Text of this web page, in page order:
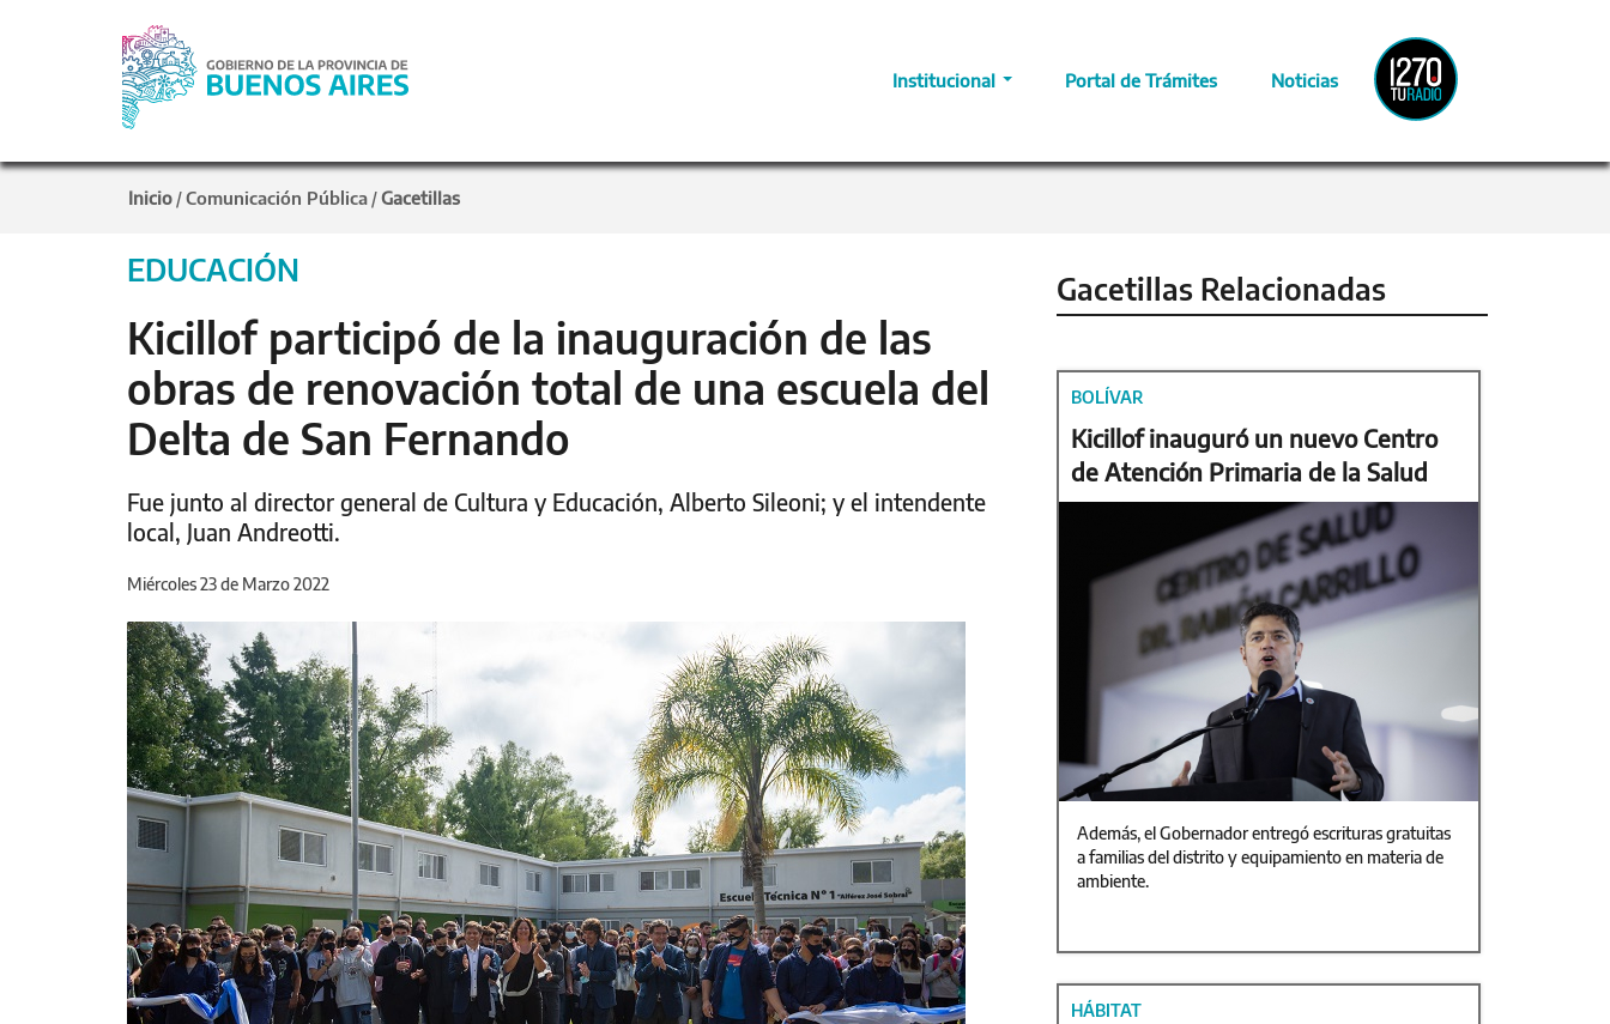
Institucional Portal de Trámites Noticias
Radio
Provincia
Inicio /Comunicación Pública /Gacetillas
EDUCACIÓN
Kicillof participó de la inauguración de las
obras de renovación total de una escuela del
Delta de San Fernando
Fue junto al director general de Cultura y Educación, Alberto Sileoni; y el intendente
local, Juan Andreotti.
Miércoles 23 de Marzo 2022
Gacetillas Relacionadas
BOLÍVAR
Kicillof inauguró un nuevo Centro
de Atención Primaria de la Salud
Además, el Gobernador entregó escrituras gratuitas
a familias del distrito y equipamiento en materia de
ambiente.
HÁBITAT